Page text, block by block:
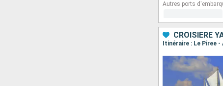
Autres ports
CROISIÈRE
Itinéraire : Le Piree